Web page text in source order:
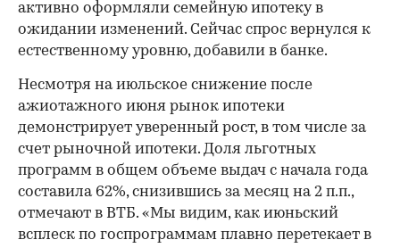
активно оформляли семейную ипотеку в
ожидании изменений. Сейчас спрос вернулся к
естественному уровню, добавили в банке.
Несмотря на июльское снижение после
ажиотажного июня рынок ипотеки
демонстрирует уверенный рост, в том числе за
счет рыночной ипотеки. Доля льготных
программ в общем объеме выдач с начала года
составила 62%, снизившись за месяц на 2 п.п.,
отмечают в ВТБ. «Мы видим, как июньский
всплеск по госпрограммам плавно перетекает в